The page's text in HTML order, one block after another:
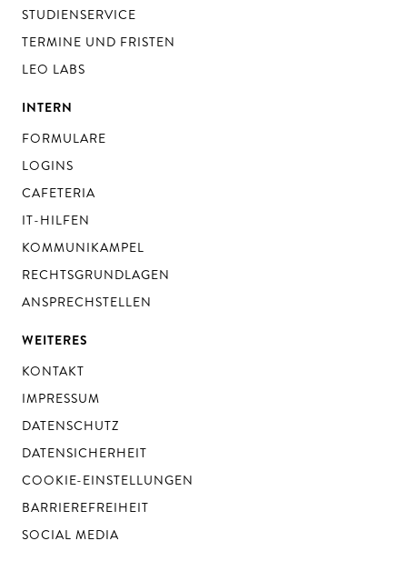
STUDIENSERVICE
TERMINE UND FRISTEN
LEO LABS
INTERN
FORMULARE
LOGINS
CAFETERIA
IT-HILFEN
KOMMUNIKAMPEL
RECHTSGRUNDLAGEN
ANSPRECHSTELLEN
WEITERES
KONTAKT
IMPRESSUM
DATENSCHUTZ
DATENSICHERHEIT
COOKIE-EINSTELLUNGEN
BARRIEREFREIHEIT
SOCIAL MEDIA